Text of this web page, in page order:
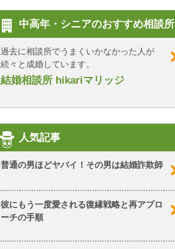
中高年・シニアのおすすめ相談所
過去に相談所でうまくいかなかった人が
続々と成婚しています。
結婚相談所 hikariマリッジ
人気記事
普通の男ほどヤバイ！その男は結婚詐欺師
彼にもう一度愛される復縁戦略と再アプロ
ーチの手順